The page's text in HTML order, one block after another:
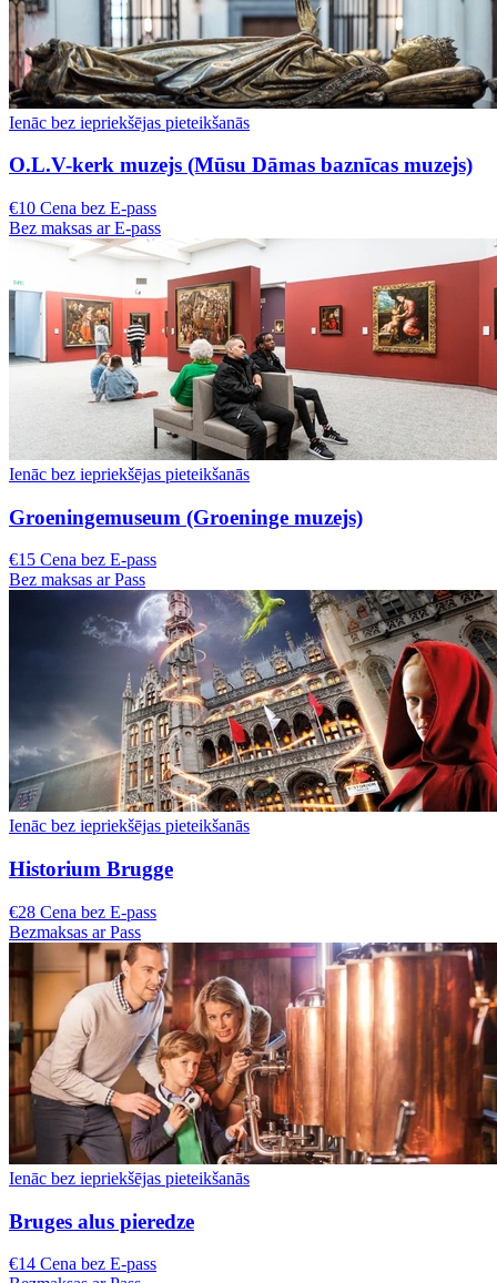
Ienāc bez iepriekšējas pieteikšanās
O.L.V-kerk muzejs (Mūsu Dāmas baznīcas muzejs)
€10 Cena bez E-pass
Bez maksas ar E-pass
Ienāc bez iepriekšējas pieteikšanās
Groeningemuseum (Groeninge muzejs)
€15 Cena bez E-pass
Bez maksas ar Pass
Ienāc bez iepriekšējas pieteikšanās
Historium Brugge
€28 Cena bez E-pass
Bezmaksas ar Pass
Ienāc bez iepriekšējas pieteikšanās
Bruges alus pieredze
€14 Cena bez E-pass